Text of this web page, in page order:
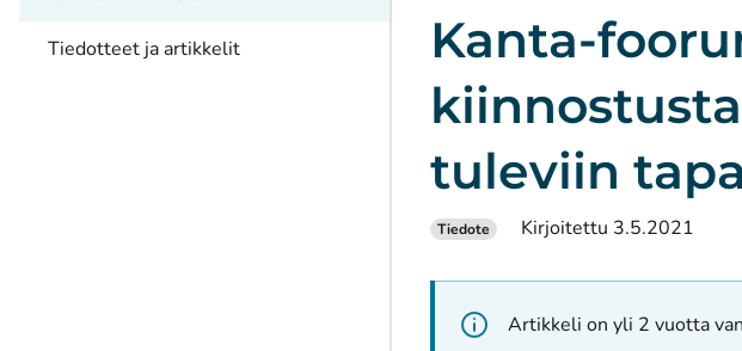
Tiedotteet ja artikkelit
Kanta-
tuleviin
Tiedote Kirjoitettu 3.5.2021
Artikkeli on yli 2 vuotta